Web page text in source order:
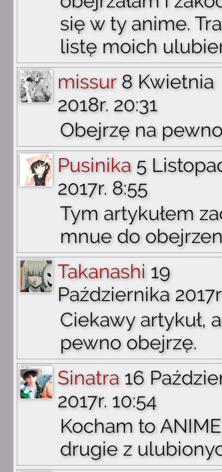
się w ty anime.
listę moich
missur 8 Kwietnia
2018r. 20:31
Obejrzę na
Pusinika 5
2017r. 8:55
Tym artykułem
mnue do
Takanashi 19
Października
Ciekawy artykuł,
pewno obejrzę.
Sinatra 16
2017r. 10:54
Kocham to
drugie z